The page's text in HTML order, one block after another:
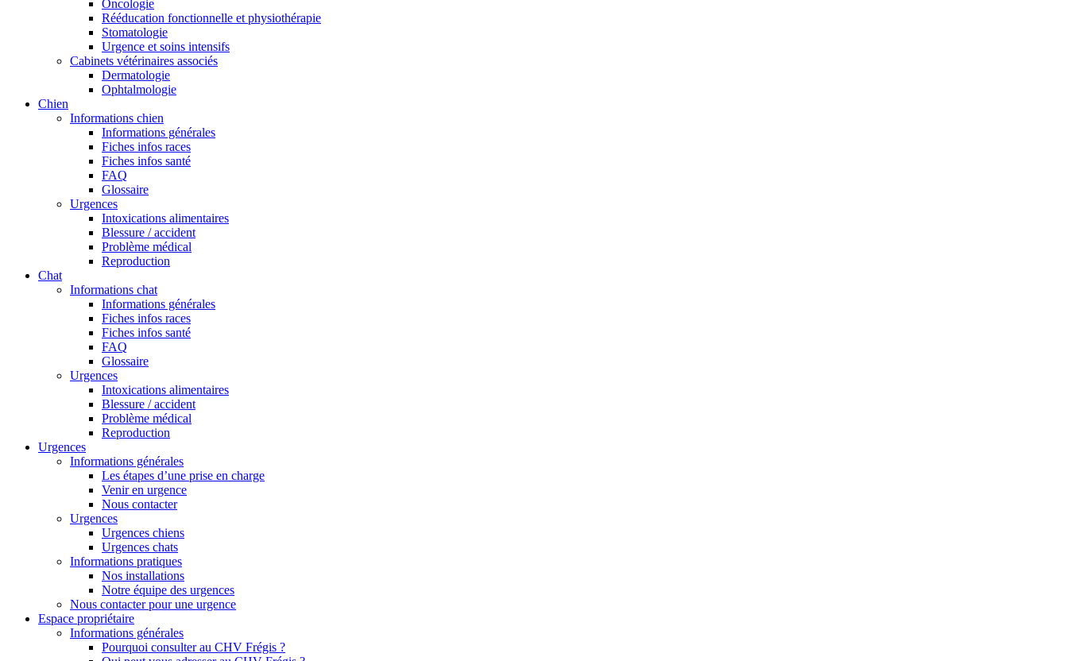
Oncologie
Rééducation fonctionnelle et physiothérapie
Stomatologie
Urgence et soins intensifs
Cabinets vétérinaires associés
Dermatologie
Ophtalmologie
Chien
Informations chien
Informations générales
Fiches infos races
Fiches infos santé
FAQ
Glossaire
Urgences
Intoxications alimentaires
Blessure / accident
Problème médical
Reproduction
Chat
Informations chat
Informations générales
Fiches infos races
Fiches infos santé
FAQ
Glossaire
Urgences
Intoxications alimentaires
Blessure / accident
Problème médical
Reproduction
Urgences
Informations générales
Les étapes d’une prise en charge
Venir en urgence
Nous contacter
Urgences
Urgences chiens
Urgences chats
Informations pratiques
Nos installations
Notre équipe des urgences
Nous contacter pour une urgence
Espace propriétaire
Informations générales
Pourquoi consulter au CHV Frégis ?